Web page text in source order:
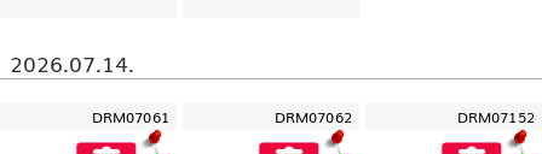
2026.07.14.
DRM07061 DRM07062 DRM07152